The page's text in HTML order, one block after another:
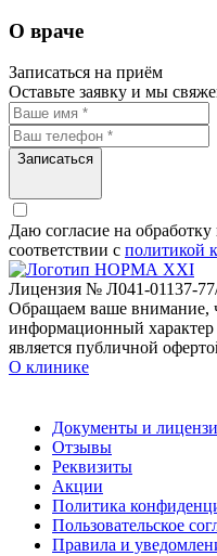
О враче
Записаться на приём
Оставьте заявку и мы
Записаться
Даю согласие на
соответствии c политикой
Лицензия № Л041-01137-
Обращаем ваше внимание,
информационный
является публичной
О клинике
Документы и
Отзывы
Реквизиты
Акции
Политика
Пользовательское
Правила и